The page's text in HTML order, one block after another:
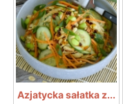
Azjatycka sałatka z...